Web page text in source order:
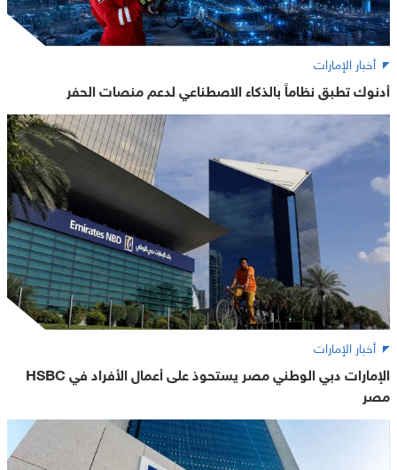
أخبار الإمارات
أدنوك تطبق نظاماً بالذكاء الاصطناعي لدعم منصات الحفر
أخبار الإمارات
الإمارات دبي الوطني مصر يستحوذ على أعمال الأفراد في HSBC
مصر